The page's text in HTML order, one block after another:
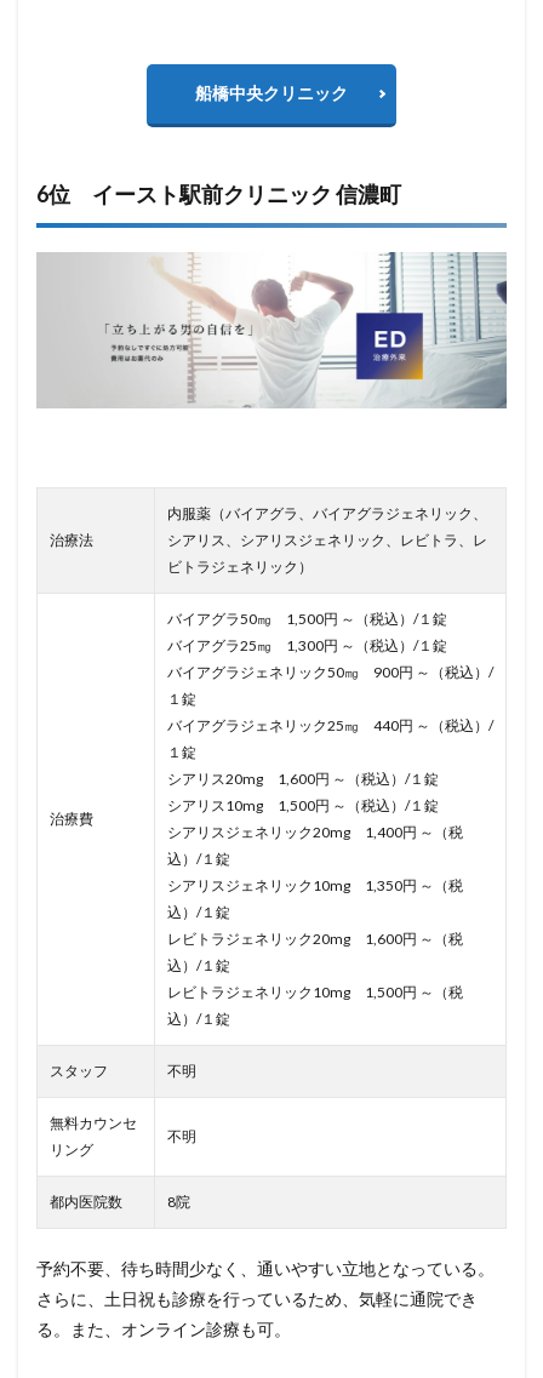
船橋中央クリニック
6位 イースト駅前クリニック 信濃町
治療法
内服薬（バイアグラ、バイアグラジェネリック、
シアリス、シアリスジェネリック、レビトラ、レ
ビトラジェネリック）
治療費
バイアグラ50㎎ 1,500円 ～（税込）/１錠
バイアグラ25㎎ 1,300円 ～（税込）/１錠
バイアグラジェネリック50㎎ 900円 ～（税込）/
１錠
バイアグラジェネリック25㎎ 440円 ～（税込）/
１錠
シアリス20mg 1,600円 ～（税込）/１錠
シアリス10mg 1,500円 ～（税込）/１錠
シアリスジェネリック20mg 1,400円 ～（税
込）/１錠
シアリスジェネリック10mg 1,350円 ～（税
込）/１錠
レビトラジェネリック20mg 1,600円 ～（税
込）/１錠
レビトラジェネリック10mg 1,500円 ～（税
込）/１錠
スタッフ 不明
無料カウンセ
リング
不明
都内医院数 8院
予約不要、待ち時間少なく、通いやすい立地となっている。
さらに、土日祝も診療を行っているため、気軽に通院でき
る。また、オンライン診療も可。